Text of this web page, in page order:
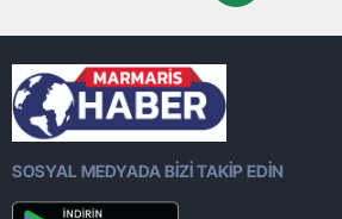
SOSYAL MEDYADA BİZİ TAKİP EDİN